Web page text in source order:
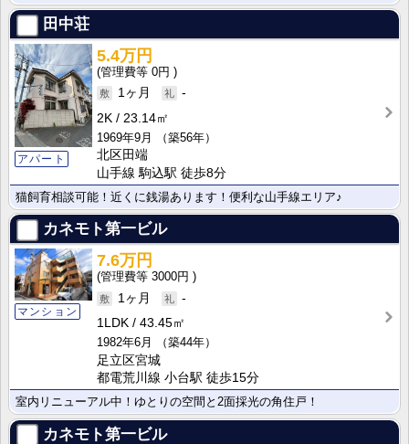
田中荘
アパート
5.4万円
0円
1ヶ月
-
2K
23.14㎡
1969年9月
（築56年）
北区田端
山手線 駒込駅 徒歩8分
猫飼育相談可能！近くに銭湯あります！便利な山手線エリア♪
カネモト第一ビル
マンション
7.6万円
3000円
1ヶ月
-
1LDK
43.45㎡
1982年6月
（築44年）
足立区宮城
都電荒川線 小台駅 徒歩15分
室内リニューアル中！ゆとりの空間と2面採光の角住戸！
カネモト第一ビル